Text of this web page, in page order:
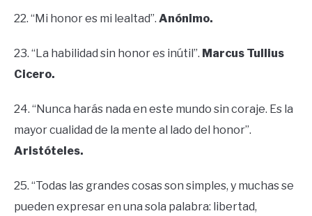
22. “Mi honor es mi lealtad”. Anónimo.
23. “La habilidad sin honor es inútil”. Marcus Tullius
Cicero.
24. “Nunca harás nada en este mundo sin coraje. Es la
mayor cualidad de la mente al lado del honor”.
Aristóteles.
25. “Todas las grandes cosas son simples, y muchas se
pueden expresar en una sola palabra: libertad,